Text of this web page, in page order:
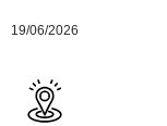
19/06/2026